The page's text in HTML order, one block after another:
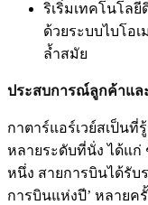
ริเริ่มเทคโนโล
ด้วยระบบไบโอ
ล้ำสมัย
ประสบการณ์ลูกค้าแล
กาตาร์แอร์เวย์สเป็น
หลายระดับที่นั่ง ได้แก่
หนึ่ง สายการบินได้รับ
การบินแห่งปี’ หลายค